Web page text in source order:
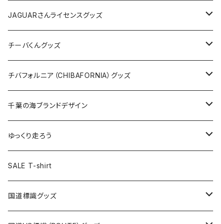
ホテルキーホルダー
ホテルキーホルダー
クリアファイル
Tシャツ
キャップ
トートバッグ
ランチバッグ
エコバッグ
バッグ
ステッカー
缶バッジ
キーホルダー
クリアファイル
キャップ
バッグ
ステッカー
缶バッジ
キーホルダー
クリアファイル
ステッカー
ステッカー
ステッカー大
缶バッジ
缶バッジ32mm
缶バッジ54mm
エコバッグ
JAGUARさんコラボグッズ
Tシャツ
ステッカー
サコッシュ
ホテルキーホルダー
モーテルキーホルダー
JAGUARさんライセンスグッズ
Tシャツ
ステッカー
缶バッジ
クリアファイル
マスク
エコバッグ
チーバくんグッズ
Tシャツ
キャップ
エコバッグ
ステッカー
モーテルキーホルダー
チバフォルニア（CHIBAFORNIA）グッズ
Tシャツ
キャップ
ステッカー
ホテルキーホルダー
千葉の海ブランドデザイン
Tシャツ
キャップ
ステッカー
ゆっくり走ろう
Tシャツ
ステッカー
SALE T-shirt
国道標識グッズ